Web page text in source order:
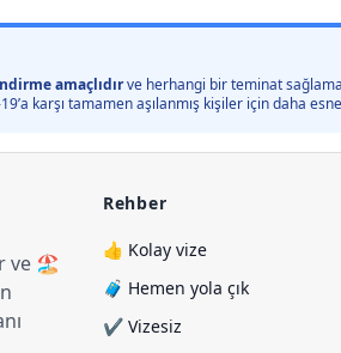
amaçlıdırve herhangi bir teminat
19’a karşı tamamen aşılanmış kişiler için
ve 🏖️
Rehber
👍 Kolay vize
🧳 Hemen yola çık
✔️ Vizesiz